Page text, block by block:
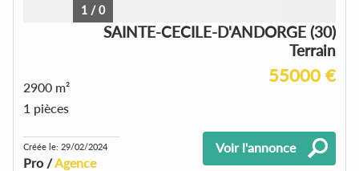
1 /0
SAINTE-CECILE-D'ANDORGE (30)
Terrain
55000 €
2900 m²
1 pièces
Créée le: 29/02/2024
Pro /Agence
Voir l'annonce